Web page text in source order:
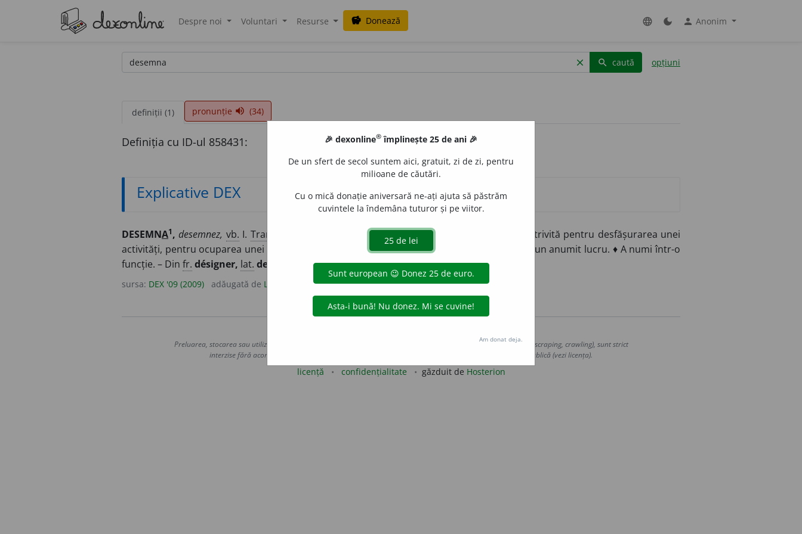
Despre noi Voluntari Resurse savings Donează language dark_mode person Anonim
clear search caută opțiuni
definiții (1) pronunție volume_up (34)
Definiția cu ID-ul 858431:
Explicative DEX
DESEMNA1, desemnez, vb. I. Tranz.
A indica, a numi o persoană considerând-o cea mai potrivită pentru desfășurarea unei
activități, pentru ocuparea unei demnități sau a unei funcții. ♦ (Rar) A indica unei persoane un anumit lucru. ♦ A numi într-o
funcție. – Din fr. désigner, lat. designare (dupăsemn).
sursa: DEX '09 (2009) adăugată de LauraGellner acțiuni
Preluarea, stocarea sau utilizarea datelor de pe acest site, inclusiv prin orice metode de extragere automată (web scraping, crawling), sunt strict
interzise fără acordul nostru prealabil scris, cu excepția seturilor de date oferite oficial spre utilizare publică (vezi licența).
licență confidențialitate găzduit de Hosterion
🎉 dexonline® împlinește 25 de ani 🎉
De un sfert de secol suntem aici, gratuit, zi de zi, pentru
milioane de căutări.
Cu o mică donație aniversară ne-ați ajuta să păstrăm
cuvintele la îndemâna tuturor și pe viitor.
Am donat deja.